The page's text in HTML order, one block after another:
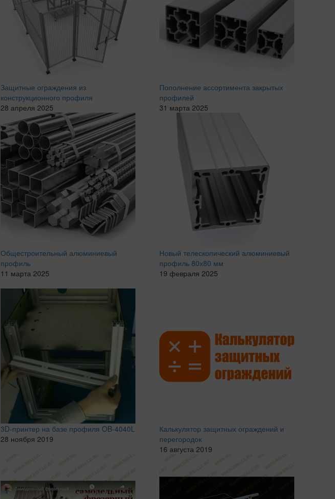
Защитные ограждения из
конструкционного профиля
28 апреля 2025
Пополнение ассортимента закрытых
профилей
31 марта 2025
Общестроительный алюминиевый
профиль
11 марта 2025
Новый телескопический алюминиевый
профиль 80х80 мм
19 февраля 2025
3D-принтер на базе профиля OB-4040L
28 ноября 2019
Калькулятор защитных ограждений и
перегородок
16 августа 2019